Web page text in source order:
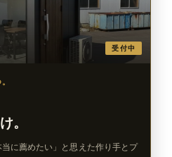
受付中
。
に薦めたい」と思えた作り手とプ